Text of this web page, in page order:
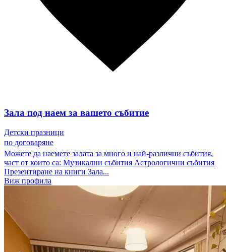
Зала под наем за вашето събитие
Детски празници
по договаряне
Можете да наемете залата за много и най-различни събития,
част от които са: Музикални събития Астрологични събития
Презентиране на книги Зала...
Виж профила